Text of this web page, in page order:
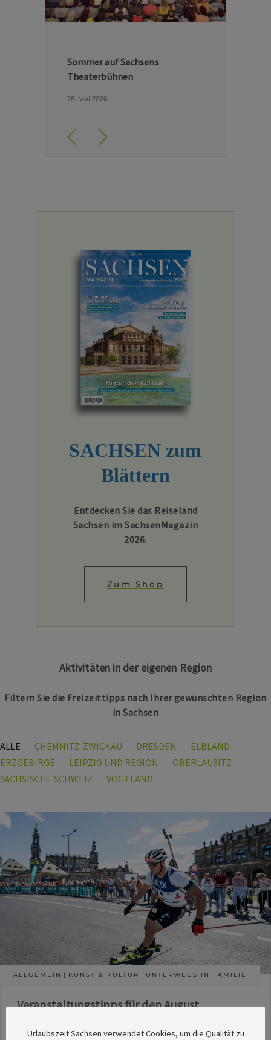
Hinter den Kulissen der Dresdner
Semperoper
29. April 2026
SACHSEN zum
Blättern
Entdecken Sie das Reiseland
Sachsen im SachsenMagazin
2026.
Zum Shop
Aktivitäten in der eigenen Region
Filtern Sie die Freizeittipps nach Ihrer gewünschten Region
in Sachsen
ALLE CHEMNITZ-ZWICKAU DRESDEN
ELBLAND
ERZGEBIRGE
LEIPZIG UND REGION
OBERLAUSITZ
SÄCHSISCHE SCHWEIZ
VOGTLAND
ALLGEMEIN KUNST & KULTUR UNTERWEGS IN FAMILIE
Veranstaltungstipps für den August
Urlaubszeit Sachsen verwendet Cookies, um die Qualität zu